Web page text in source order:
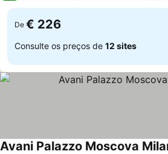
De € 226
Consulte os preços de 12 sites
Avani Palazzo Moscova